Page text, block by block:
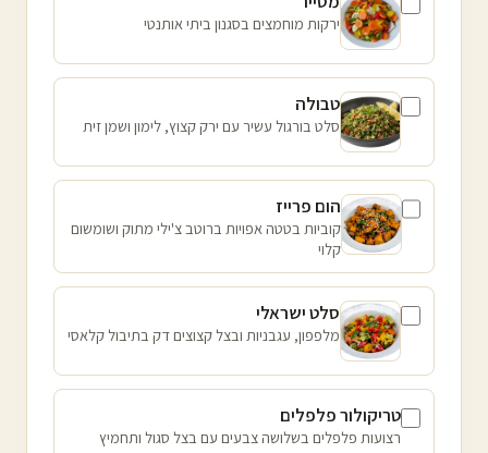
ירקות מוחמצים בסגנון ביתי אותנטי
טבולה
סלט בורגול עשיר עם ירק קצוץ, לימון ושמן זית
הום פרייז
קוביות בטטה אפויות ברוטב צ'ילי מתוק ושומשום
קלוי
סלט ישראלי
מלפפון, עגבניות ובצל קצוצים דק בתיבול קלאסי
טריקולור פלפלים
רצועות פלפלים בשלושה צבעים עם בצל סגול ותחמיץ